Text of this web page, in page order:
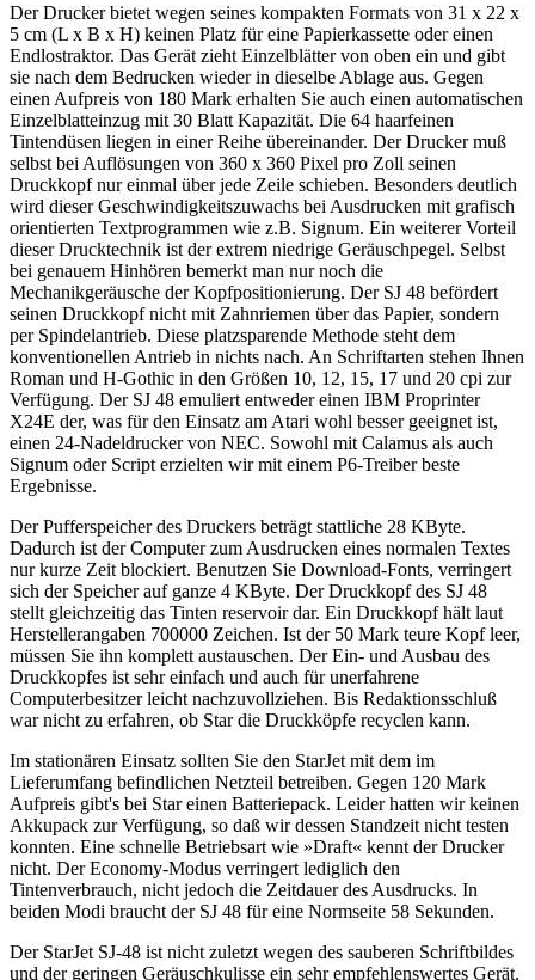
Der Drucker bietet wegen seines kompakten Formats von 31 x 22 x
5 cm (L x B x H) keinen Platz für eine Papierkassette oder einen
Endlostraktor. Das Gerät zieht Einzelblätter von oben ein und gibt
sie nach dem Bedrucken wieder in dieselbe Ablage aus. Gegen
einen Aufpreis von 180 Mark erhalten Sie auch einen automatischen
Einzelblatteinzug mit 30 Blatt Kapazität. Die 64 haarfeinen
Tintendüsen liegen in einer Reihe übereinander. Der Drucker muß
selbst bei Auflösungen von 360 x 360 Pixel pro Zoll seinen
Druckkopf nur einmal über jede Zeile schieben. Besonders deutlich
wird dieser Geschwindigkeitszuwachs bei Ausdrucken mit grafisch
orientierten Textprogrammen wie z.B. Signum. Ein weiterer Vorteil
dieser Drucktechnik ist der extrem niedrige Geräuschpegel. Selbst
bei genauem Hinhören bemerkt man nur noch die
Mechanikgeräusche der Kopfpositionierung. Der SJ 48 befördert
seinen Druckkopf nicht mit Zahnriemen über das Papier, sondern
per Spindelantrieb. Diese platzsparende Methode steht dem
konventionellen Antrieb in nichts nach. An Schriftarten stehen Ihnen
Roman und H-Gothic in den Größen 10, 12, 15, 17 und 20 cpi zur
Verfügung. Der SJ 48 emuliert entweder einen IBM Proprinter
X24E der, was für den Einsatz am Atari wohl besser geeignet ist,
einen 24-Nadeldrucker von NEC. Sowohl mit Calamus als auch
Signum oder Script erzielten wir mit einem P6-Treiber beste
Ergebnisse.
Der Pufferspeicher des Druckers beträgt stattliche 28 KByte.
Dadurch ist der Computer zum Ausdrucken eines normalen Textes
nur kurze Zeit blockiert. Benutzen Sie Download-Fonts, verringert
sich der Speicher auf ganze 4 KByte. Der Druckkopf des SJ 48
stellt gleichzeitig das Tinten reservoir dar. Ein Druckkopf hält laut
Herstellerangaben 700000 Zeichen. Ist der 50 Mark teure Kopf leer,
müssen Sie ihn komplett austauschen. Der Ein- und Ausbau des
Druckkopfes ist sehr einfach und auch für unerfahrene
Computerbesitzer leicht nachzuvollziehen. Bis Redaktionsschluß
war nicht zu erfahren, ob Star die Druckköpfe recyclen kann.
Im stationären Einsatz sollten Sie den StarJet mit dem im
Lieferumfang befindlichen Netzteil betreiben. Gegen 120 Mark
Aufpreis gibt's bei Star einen Batteriepack. Leider hatten wir keinen
Akkupack zur Verfügung, so daß wir dessen Standzeit nicht testen
konnten. Eine schnelle Betriebsart wie »Draft« kennt der Drucker
nicht. Der Economy-Modus verringert lediglich den
Tintenverbrauch, nicht jedoch die Zeitdauer des Ausdrucks. In
beiden Modi braucht der SJ 48 für eine Normseite 58 Sekunden.
Der StarJet SJ-48 ist nicht zuletzt wegen des sauberen Schriftbildes
und der geringen Geräuschkulisse ein sehr empfehlenswertes Gerät.